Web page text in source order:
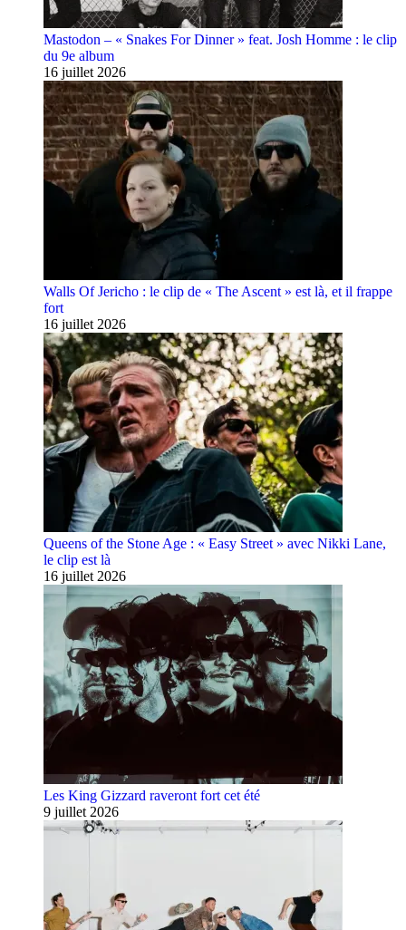
Mastodon – « Snakes For Dinner » feat. Josh Homme : le clip
du 9e album
16 juillet 2026
Walls Of Jericho : le clip de « The Ascent » est là, et il frappe
fort
16 juillet 2026
Queens of the Stone Age : « Easy Street » avec Nikki Lane,
le clip est là
16 juillet 2026
Les King Gizzard raveront fort cet été
9 juillet 2026